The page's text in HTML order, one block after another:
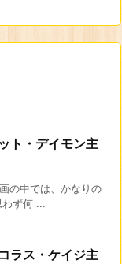
ト・デイモン主
の中では、かなりの
ず何 ...
ラス・ケイジ主